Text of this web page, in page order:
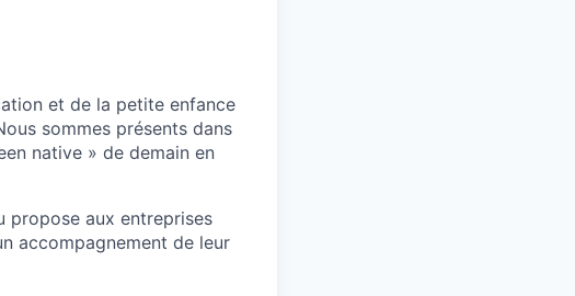
et de la petite enfance
sommes présents dans
native » de demain en
propose aux entreprises
accompagnement de leur